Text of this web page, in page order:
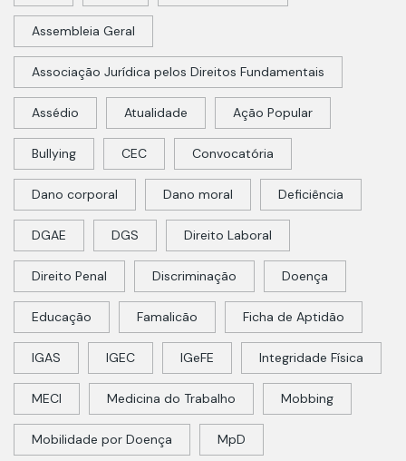
Assembleia Geral
Associação Jurídica pelos Direitos Fundamentais
Assédio Atualidade Ação Popular
Bullying CEC Convocatória
Dano corporal Dano moral Deficiência
DGAE DGS Direito Laboral
Direito Penal Discriminação Doença
Educação Famalicão Ficha de Aptidão
IGAS IGEC IGeFE Integridade Física
MECI Medicina do Trabalho Mobbing
Mobilidade por Doença MpD